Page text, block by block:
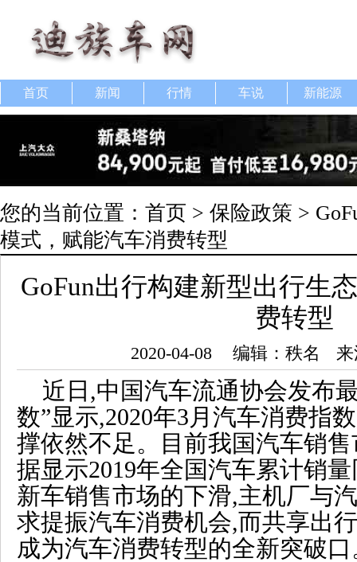
首页 新闻 行情 车说 新能源
您的当前位置： 首页 > 保险政策 >
模式，赋能汽车消费转型
GoFun出行构建新型出行生
费转型
2020-04-08 编辑：秩名
近日,中国汽车流通协会发布
数”显示,2020年3月汽车消费指
撑依然不足。目前我国汽车销
据显示2019年全国汽车累计销
新车销售市场的下滑,主机厂与
求提振汽车消费机会,而共享出
成为汽车消费转型的全新突破口